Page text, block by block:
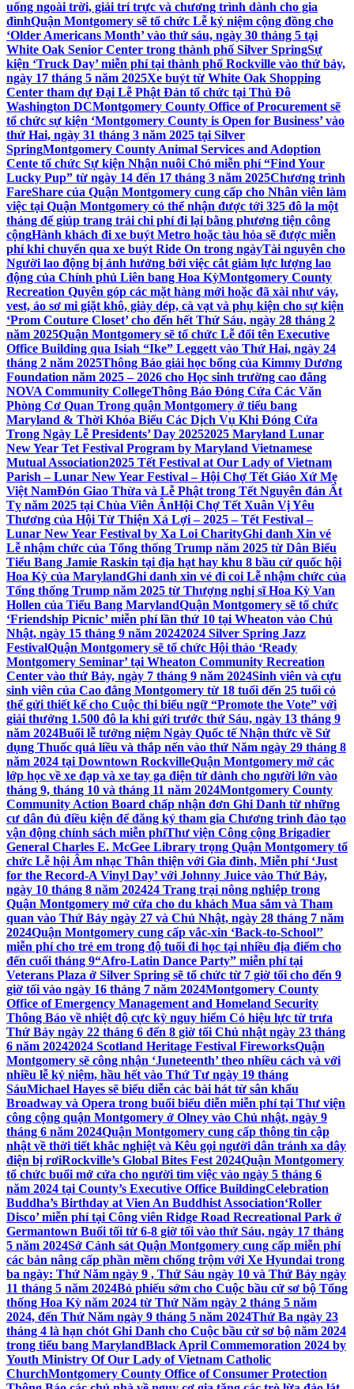
uống ngoài trời, giải trí trực và chương trình dành cho gia
đìnhQuận Montgomery sẽ tổ chức Lễ kỷ niệm cộng đồng cho
‘Older Americans Month’ vào thứ sáu, ngày 30 tháng 5 tại
White Oak Senior Center trong thành phố Silver SpringSự
kiện ‘Truck Day’ miễn phí tại thành phố Rockville vào thứ bảy,
ngày 17 tháng 5 năm 2025Xe buýt từ White Oak Shopping
Center tham dự Đại Lễ Phật Đản tổ chức tại Thủ Đô
Washington DCMontgomery County Office of Procurement sẽ
tổ chức sự kiện ‘Montgomery County is Open for Business’ vào
thứ Hai, ngày 31 tháng 3 năm 2025 tại Silver
SpringMontgomery County Animal Services and Adoption
Cente tổ chức Sự kiện Nhận nuôi Chó miễn phí “Find Your
Lucky Pup” từ ngày 14 đến 17 tháng 3 năm 2025Chương trình
FareShare của Quận Montgomery cung cấp cho Nhân viên làm
việc tại Quận Montgomery có thể nhận được tới 325 đô la một
tháng để giúp trang trải chi phí đi lại bằng phương tiện công
cộngHành khách đi xe buýt Metro hoặc tàu hỏa sẽ được miễn
phí khi chuyển qua xe buýt Ride On trong ngàyTài nguyên cho
Người lao động bị ảnh hưởng bởi việc cắt giảm lực lượng lao
động của Chính phủ Liên bang Hoa KỳMontgomery County
Recreation Quyên góp các mặt hàng mới hoặc đã xài như váy,
vest, áo sơ mi giặt khô, giày dép, cà vạt và phụ kiện cho sự kiện
‘Prom Couture Closet’ cho đến hết Thứ Sáu, ngày 28 tháng 2
năm 2025Quận Montgomery sẽ tổ chức Lễ đổi tên Executive
Office Building qua Isiah “Ike” Leggett vào Thứ Hai, ngày 24
tháng 2 năm 2025Thông Báo giải học bổng của Kimmy Dương
Foundation năm 2025 – 2026 cho Học sinh trường cao đẳng
NOVA Community CollegeThông Báo Đóng Cửa Các Văn
Phòng Cơ Quan Trong quận Montgomery ở tiểu bang
Maryland & Thời Khóa Biểu Các Dịch Vụ Khi Đóng Cửa
Trong Ngày Lễ Presidents’ Day 20252025 Maryland Lunar
New Year Tet Festival Program by Maryland Vietnamese
Mutual Association2025 Tết Festival at Our Lady of Vietnam
Parish – Lunar New Year Festival – Hội Chợ Tết Giáo Xứ Mẹ
Việt NamĐón Giao Thừa và Lễ Phật trong Tết Nguyên đán Ất
Tỵ năm 2025 tại Chùa Viên ÂnHội Chợ Tết Xuân Vị Yêu
Thương của Hội Từ Thiện Xá Lợi – 2025 – Tết Festival –
Lunar New Year Festival by Xa Loi CharityGhi danh Xin vé
Lễ nhậm chức của Tổng thống Trump năm 2025 từ Dân Biểu
Tiểu Bang Jamie Raskin tại địa hạt hay khu 8 bầu cử quốc hội
Hoa Kỳ của MarylandGhi danh xin vé đi coi Lễ nhậm chức của
Tổng thống Trump năm 2025 từ Thượng nghị sĩ Hoa Kỳ Van
Hollen của Tiểu Bang MarylandQuận Montgomery sẽ tổ chức
‘Friendship Picnic’ miễn phí lần thứ 10 tại Wheaton vào Chủ
Nhật, ngày 15 tháng 9 năm 20242024 Silver Spring Jazz
FestivalQuận Montgomery sẽ tổ chức Hội thảo ‘Ready
Montgomery Seminar’ tại Wheaton Community Recreation
Center vào thứ Bảy, ngày 7 tháng 9 năm 2024Sinh viên và cựu
sinh viên của Cao đẳng Montgomery từ 18 tuổi đến 25 tuổi có
thể gửi thiết kế cho Cuộc thi biểu ngữ “Promote the Vote” với
giải thưởng 1.500 đô la khi gửi trước thứ Sáu, ngày 13 tháng 9
năm 2024Buổi lễ tưởng niệm Ngày Quốc tế Nhận thức về Sử
dụng Thuốc quá liều và thắp nến vào thứ Năm ngày 29 tháng 8
năm 2024 tại Downtown RockvilleQuận Montgomery mở các
lớp học về xe đạp và xe tay ga điện tử dành cho người lớn vào
tháng 9, tháng 10 và tháng 11 năm 2024Montgomery County
Community Action Board chấp nhận đơn Ghi Danh từ những
cư dân đủ điều kiện để đăng ký tham gia Chương trình đào tạo
vận động chính sách miễn phíThư viện Công cộng Brigadier
General Charles E. McGee Library trọng Quận Montgomery tổ
chức Lễ hội Âm nhạc Thân thiện với Gia đình, Miễn phí ‘Just
for the Record-A Vinyl Day’ với Johnny Juice vào Thứ Bảy,
ngày 10 tháng 8 năm 202424 Trang trại nông nghiệp trong
Quận Montgomery mở cửa cho du khách Mua sắm và Tham
quan vào Thứ Bảy ngày 27 và Chủ Nhật, ngày 28 tháng 7 năm
2024Quận Montgomery cung cấp vắc-xin ‘Back-to-School’’
miễn phí cho trẻ em trong độ tuổi đi học tại nhiều địa điểm cho
đến cuối tháng 9“Afro-Latin Dance Party” miễn phí tại
Veterans Plaza ở Silver Spring sẽ tổ chức từ 7 giờ tối cho đến 9
giờ tối vào ngày 16 tháng 7 năm 2024Montgomery County
Office of Emergency Management and Homeland Security
Thông Báo về nhiệt độ cực kỳ nguy hiểm Có hiệu lực từ trưa
Thứ Bảy ngày 22 tháng 6 đến 8 giờ tối Chủ nhật ngày 23 tháng
6 năm 20242024 Scotland Heritage Festival FireworksQuận
Montgomery sẽ công nhận ‘Juneteenth’ theo nhiều cách và với
nhiều lễ kỷ niệm, hầu hết vào Thứ Tư ngày 19 tháng
SáuMichael Hayes sẽ biểu diễn các bài hát từ sân khấu
Broadway và Opera trong buổi biểu diễn miễn phí tại Thư viện
công cộng quận Montgomery ở Olney vào Chủ nhật, ngày 9
tháng 6 năm 2024Quận Montgomery cung cấp thông tin cập
nhật về thời tiết khắc nghiệt và Kêu gọi người dân tránh xa dây
điện bị rơiRockville’s Global Bites Fest 2024Quận Montgomery
tổ chức buổi mở cửa cho người tìm việc vào ngày 5 tháng 6
năm 2024 tại County’s Executive Office BuildingCelebration
Buddha’s Birthday at Vien An Buddhist Association‘Roller
Disco’ miễn phí tại Công viên Ridge Road Recreational Park ở
Germantown Buổi tối từ 6-8 giờ tối vào thứ Sáu, ngày 17 tháng
5 năm 2024Sở Cảnh sát Quận Montgomery cung cấp miễn phí
các bản nâng cấp phần mềm chống trộm với Xe Hyundai trong
ba ngày: Thứ Năm ngày 9 , Thứ Sáu ngày 10 và Thứ Bảy ngày
11 tháng 5 năm 2024Bỏ phiếu sớm cho Cuộc bầu cử sơ bộ Tổng
thống Hoa Kỳ năm 2024 từ Thứ Năm ngày 2 tháng 5 năm
2024, đến Thứ Năm ngày 9 tháng 5 năm 2024Thứ Ba ngày 23
tháng 4 là hạn chót Ghi Danh cho Cuộc bầu cử sơ bộ năm 2024
trong tiểu bang MarylandBlack April Commemoration 2024 by
Youth Ministry Of Our Lady of Vietnam Catholic
ChurchMontgomery County Office of Consumer Protection